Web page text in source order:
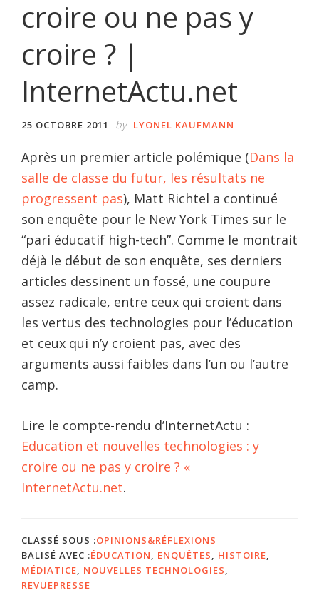
croire ou ne pas y
croire ? |
InternetActu.net
25 OCTOBRE 2011 by LYONEL KAUFMANN
Après un premier article polémique (Dans la
salle de classe du futur, les résultats ne
progressent pas), Matt Richtel a continué
son enquête pour le New York Times sur le
“pari éducatif high-tech”. Comme le montrait
déjà le début de son enquête, ses derniers
articles dessinent un fossé, une coupure
assez radicale, entre ceux qui croient dans
les vertus des technologies pour l’éducation
et ceux qui n’y croient pas, avec des
arguments aussi faibles dans l’un ou l’autre
camp.
Lire le compte-rendu d’InternetActu :
Education et nouvelles technologies : y
croire ou ne pas y croire ? «
InternetActu.net.
CLASSÉ SOUS :OPINIONS&RÉFLEXIONS
BALISÉ AVEC :ÉDUCATION ENQUÊTES HISTOIRE
MÉDIATICE
NOUVELLES TECHNOLOGIES
REVUEPRESSE